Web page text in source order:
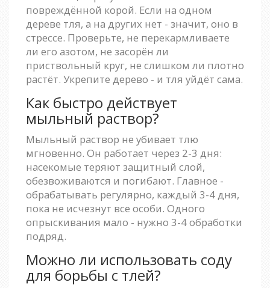
повреждённой корой. Если на одном
дереве тля, а на других нет - значит, оно в
стрессе. Проверьте, не перекармливаете
ли его азотом, не засорён ли
приствольный круг, не слишком ли плотно
растёт. Укрепите дерево - и тля уйдёт сама.
Как быстро действует
мыльный раствор?
Мыльный раствор не убивает тлю
мгновенно. Он работает через 2-3 дня:
насекомые теряют защитный слой,
обезвоживаются и погибают. Главное -
обрабатывать регулярно, каждый 3-4 дня,
пока не исчезнут все особи. Одного
опрыскивания мало - нужно 3-4 обработки
подряд.
Можно ли использовать соду
для борьбы с тлей?